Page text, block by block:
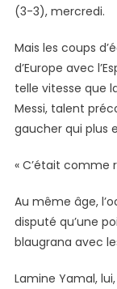
(3-3), mercredi.
Mais les coups
d’Europe avec
telle vitesse que
Messi, talent
gaucher qui plus
« C’était comme
Au même âge,
disputé qu’une
blaugrana avec
Lamine Yamal,